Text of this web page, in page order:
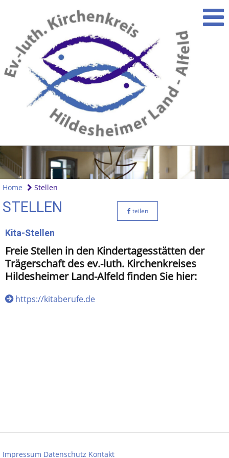
Home Stellen
STELLEN teilen
Kita-Stellen
Freie Stellen in den Kindertagesstätten der
Trägerschaft des ev.-luth. Kirchenkreises
Hildesheimer Land-Alfeld finden Sie hier:
https://kitaberufe.de
Impressum Datenschutz Kontakt